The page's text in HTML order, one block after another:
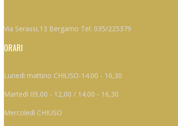
Via Serassi,13 Bergamo Tel: 035/225379
ORARI
Lunedì mattino CHIUSO-14.00 - 16,30
Martedì 09,00 - 12,00 / 14.00 - 16,30
Mercoledì CHIUSO